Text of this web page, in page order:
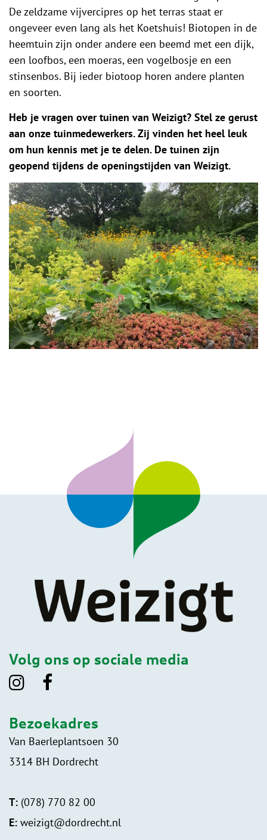
De zeldzame vijvercipres op het terras staat er
ongeveer even lang als het Koetshuis! Biotopen in de
heemtuin zijn onder andere een beemd met een dijk,
een loofbos, een moeras, een vogelbosje en een
stinsenbos. Bij ieder biotoop horen andere planten
en soorten.
Heb je vragen over tuinen van Weizigt? Stel ze gerust
aan onze tuinmedewerkers. Zij vinden het heel leuk
om hun kennis met je te delen. De tuinen zijn
geopend tijdens de openingstijden van Weizigt.
Volg ons op sociale media
Bezoekadres
Van Baerleplantsoen 30
3314 BH Dordrecht
T: (078) 770 82 00
E: weizigt@dordrecht.nl